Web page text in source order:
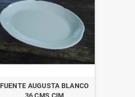
FUENTE AUGUSTA BLANCO
36 CMS CIM